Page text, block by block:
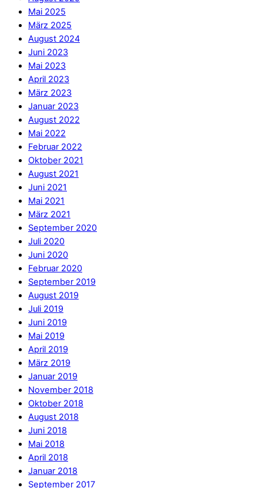
Mai 2025
März 2025
August 2024
Juni 2023
Mai 2023
April 2023
März 2023
Januar 2023
August 2022
Mai 2022
Februar 2022
Oktober 2021
August 2021
Juni 2021
Mai 2021
März 2021
September 2020
Juli 2020
Juni 2020
Februar 2020
September 2019
August 2019
Juli 2019
Juni 2019
Mai 2019
April 2019
März 2019
Januar 2019
November 2018
Oktober 2018
August 2018
Juni 2018
Mai 2018
April 2018
Januar 2018
September 2017